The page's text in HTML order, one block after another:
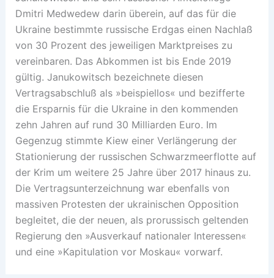
Dmitri Medwedew darin überein, auf das für die
Ukraine bestimmte russische Erdgas einen Nachlaß
von 30 Prozent des jeweiligen Marktpreises zu
vereinbaren. Das Abkommen ist bis Ende 2019
gültig. Janukowitsch bezeichnete diesen
Vertragsabschluß als »beispiellos« und bezifferte
die Ersparnis für die Ukraine in den kommenden
zehn Jahren auf rund 30 Milliarden Euro. Im
Gegenzug stimmte Kiew einer Verlängerung der
Stationierung der russischen Schwarzmeerflotte auf
der Krim um weitere 25 Jahre über 2017 hinaus zu.
Die Vertragsunterzeichnung war ebenfalls von
massiven Protesten der ukrainischen Opposition
begleitet, die der neuen, als prorussisch geltenden
Regierung den »Ausverkauf nationaler Interessen«
und eine »Kapitulation vor Moskau« vorwarf.